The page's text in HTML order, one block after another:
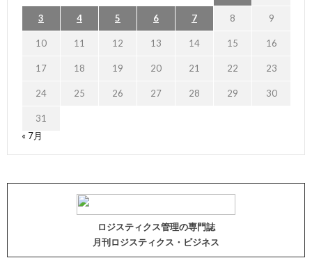
3 4 5 6 7 8 9
10 11 12 13 14 15 16
17 18 19 20 21 22 23
24 25 26 27 28 29 30
31
« 7月
ロジスティクス管理の専門誌
月刊ロジスティクス・ビジネス